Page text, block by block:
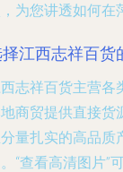
为您讲透如何在
江西志祥百货
志祥百货主营各
商贸提供直接货
量扎实的高品质
“查看高清图片”